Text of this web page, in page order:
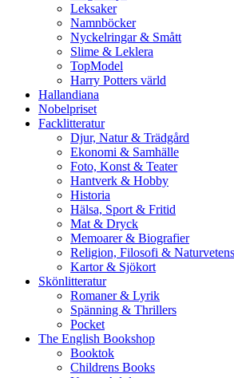
Leksaker
Namnböcker
Nyckelringar & Smått
Slime & Leklera
TopModel
Harry Potters värld
Hallandiana
Nobelpriset
Facklitteratur
Djur, Natur & Trädgård
Ekonomi & Samhälle
Foto, Konst & Teater
Hantverk & Hobby
Historia
Hälsa, Sport & Fritid
Mat & Dryck
Memoarer & Biografier
Religion, Filosofi &
Kartor & Sjökort
Skönlitteratur
Romaner & Lyrik
Spänning & Thrillers
Pocket
The English Bookshop
Booktok
Childrens Books